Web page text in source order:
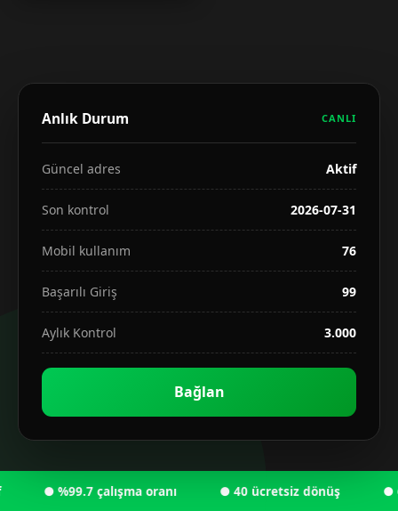
Anlık Durum CANLI
Güncel adres Aktif
Son kontrol 2026-07-31
Mobil kullanım 76
Başarılı Giriş 99
Aylık Kontrol 3.000
Bağlan
● %99.7 çalışma oranı ● 40 ücretsiz dönüş ●